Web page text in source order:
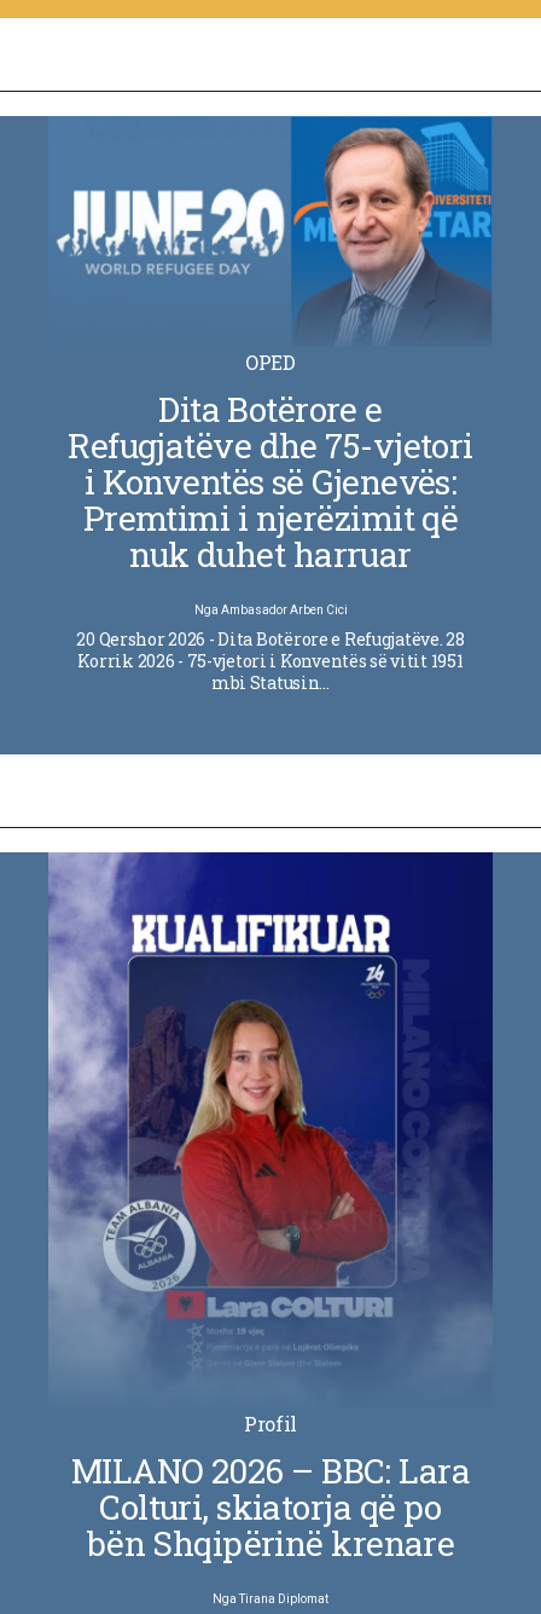
OPED
Dita Botërore e
Refugjatëve dhe 75-vjetori
i Konventës së Gjenevës:
Premtimi i njerëzimit që
nuk duhet harruar
Nga Ambasador Arben Cici
20 Qershor 2026 - Dita Botërore e Refugjatëve. 28
Korrik 2026 - 75-vjetori i Konventës së vitit 1951
mbi Statusin…
Profil
MILANO 2026 – BBC: Lara
Colturi, skiatorja që po
bën Shqipërinë krenare
NgaTirana Diplomat